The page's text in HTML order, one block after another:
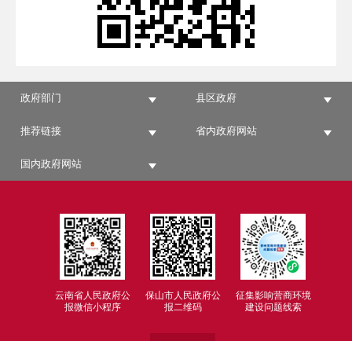
政府部门 县区政府
推荐链接 省内政府网站
国内政府网站
云南省人民政府公
报微信小程序
保山市人民政府公
报二维码
征集影响营商环境
建设问题线索